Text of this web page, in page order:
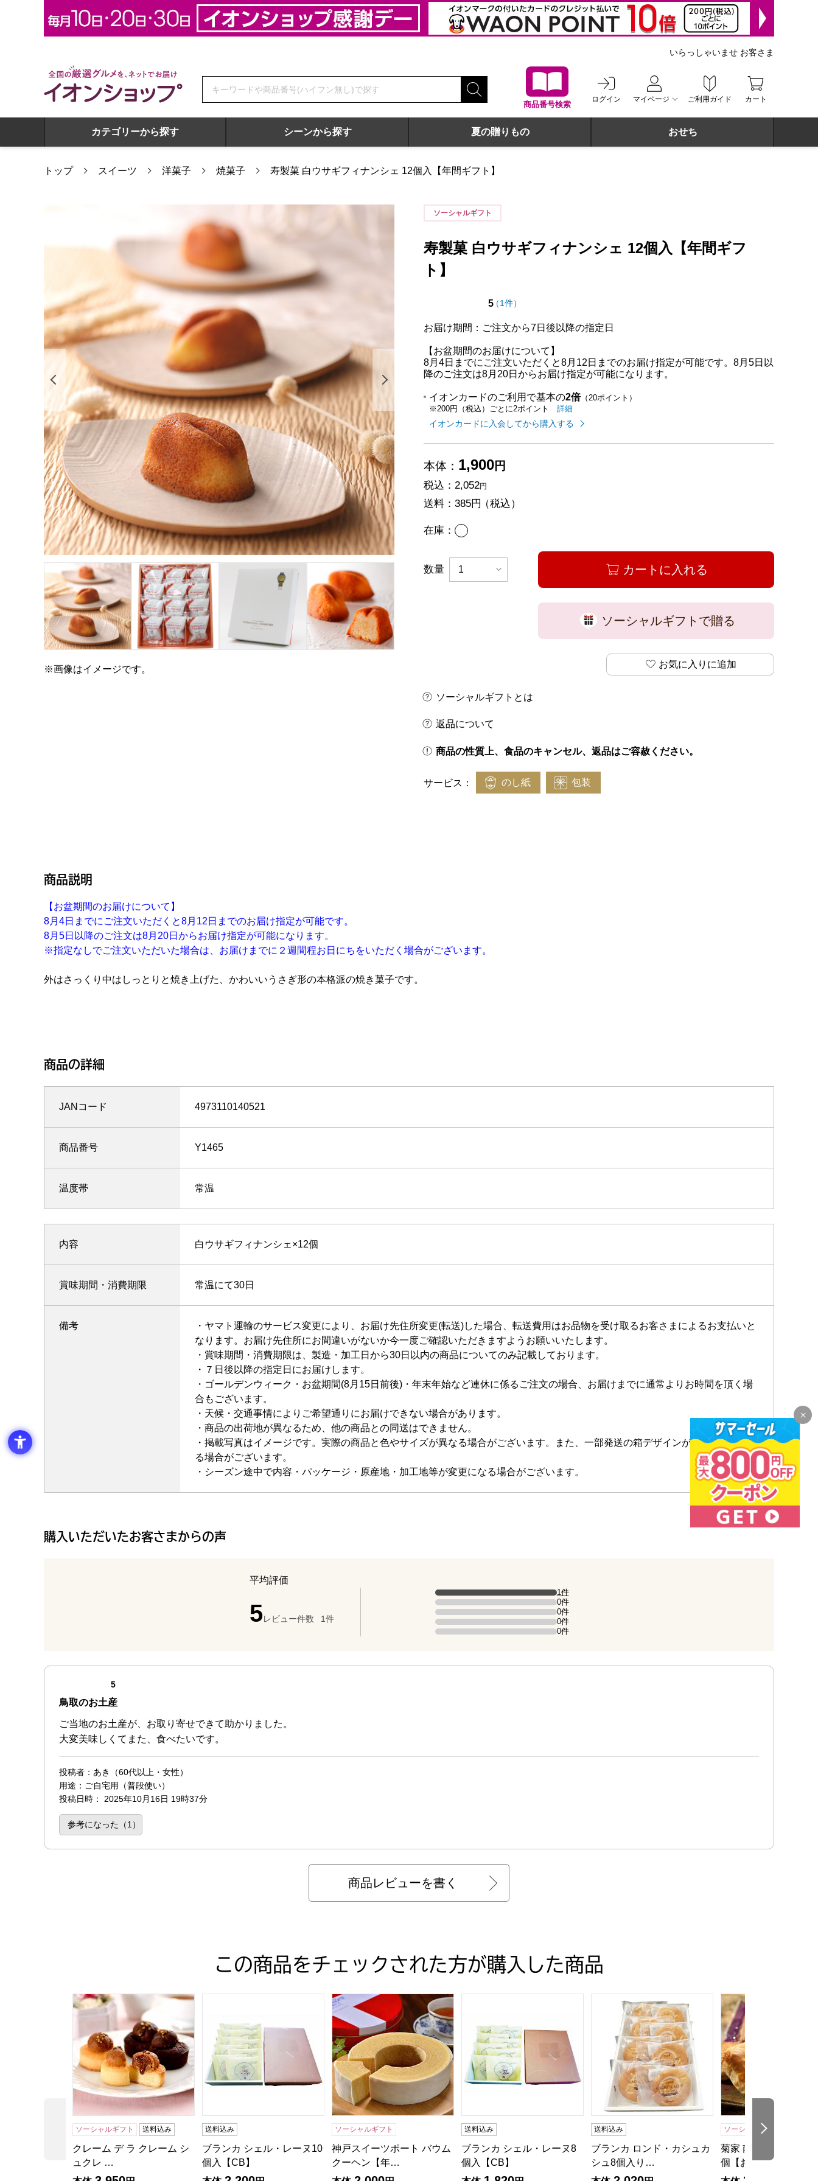
全国の厳選グルメを、ネットでお届け イオンショップ
商品番号検索
ログイン マイページ ご利用ガイド カート
いらっしゃいませ お客さま
カテゴリーから探す シーンから探す 夏の贈りもの おせち
トップ スイーツ 洋菓子 焼菓子 寿製菓 白ウサギフィナンシェ 12個入【年間ギフト】
前の画像を表示する 次の画像を表示する
※画像はイメージです。
ソーシャルギフト
寿製菓 白ウサギフィナンシェ 12個入【年間ギフ
ト】
5点（5点満点中）
（1件の評価
）
お届け期間：ご注文から7日後以降の指定日
【お盆期間のお届けについて】
8月4日までにご注文いただくと8月12日までのお届け指定が可能です。8月5日以
降のご注文は8月20日からお届け指定が可能になります。
イオンカードのご利用で基本の2倍（20ポイント）
※200円（税込）ごとに2ポイント
イオンカードのご利用でたまるポイントの
詳細
イオンカードに入会してから購入する
本体： 1,900円
税込： 2,052円
送料： 385円（税込）
在庫： あり
数量 カートに入れる
ソーシャルギフトで贈る
お気に入りに追加
ソーシャルギフトとは
返品について
商品の性質上、食品のキャンセル、返品はご容赦ください。
サービス： のし紙 包装
商品説明
【お盆期間のお届けについて】
8月4日までにご注文いただくと8月12日までのお届け指定が可能です。
8月5日以降のご注文は8月20日からお届け指定が可能になります。
※指定なしでご注文いただいた場合は、お届けまでに２週間程お日にちをいただく場合がございます。
外はさっくり中はしっとりと焼き上げた、かわいいうさぎ形の本格派の焼き菓子です。
商品の詳細
JANコード 4973110140521
商品番号 Y1465
温度帯 常温
内容 白ウサギフィナンシェ×12個
賞味期間・消費期限 常温にて30日
備考
・ヤマト運輸のサービス変更により、お届け先住所変更(転送)した場合、転送費用はお品物を受け取るお客さまによるお支払いと
なります。お届け先住所にお間違いがないか今一度ご確認いただきますようお願いいたします。
・賞味期間・消費期限は、製造・加工日から30日以内の商品についてのみ記載しております。
・７日後以降の指定日にお届けします。
・ゴールデンウィーク・お盆期間(8月15日前後)・年末年始など連休に係るご注文の場合、お届けまでに通常よりお時間を頂く場
合もございます。
・天候・交通事情によりご希望通りにお届けできない場合があります。
・商品の出荷地が異なるため、他の商品との同送はできません。
・掲載写真はイメージです。実際の商品と色やサイズが異なる場合がございます。また、一部発送の箱デザインが若干変更にな
る場合がございます。
・シーズン途中で内容・パッケージ・原産地・加工地等が変更になる場合がございます。
購入いただいたお客さまからの声
平均評価
5点（5点満点中）
レビュー件数 1件
5点の評価は1件です（全体の100%）。1件
4点の評価は0件です。 0件
3点の評価は0件です。 0件
2点の評価は0件です。 0件
1点の評価は0件です。 0件
最新の商品レビュー
5点（5点満点中）
鳥取のお土産
ご当地のお土産が、お取り寄せできて助かりました。
大変美味しくてまた、食べたいです。
投稿者 ：あき（60代以上・女性）
用途 ：ご自宅用（普段使い）
投稿日時 ： 2025年10月16日 19時37分
参考になった（1）
商品レビューを書く
この商品をチェックされた方が購入した商品
前の商品
クレーム デ ラ クレーム シュクレ 12個入り【おいしいお取り寄せ】
ソーシャルギフト 送料込み
クレーム デ ラ クレーム シ
ュクレ …
ブランカ シェル・レーヌ10個入【CB】
送料込み
ブランカ シェル・レーヌ10
個入【CB】
神戸スイーツポート バウムクーヘン【年間ギフト】[B-20]
ソーシャルギフト
神戸スイーツポート バウム
クーヘン【年…
ブランカ シェル・レーヌ8個入【CB】
送料込み
ブランカ シェル・レーヌ8
個入【CB】
ブランカ ロンド・カシュカシュ8個入り【CB】
送料込み
ブランカ ロンド・カシュカ
シュ8個入り…
菊家 南蛮浪漫ボンデ
ソーシャルギフト
菊家 南蛮浪漫ボンデ
個【おいし…
次の商品